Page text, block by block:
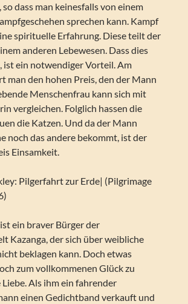
dass man keinesfalls von einem
sprechen kann. Kampf
spirituelle Erfahrung. Diese teilt der
anderen Lebewesen. Dass dies
ist ein notwendiger Vorteil. Am
man den hohen Preis, den der Mann
Menschenfrau kann sich mit
vergleichen. Folglich hassen die
die Katzen. Und da der Mann
noch das andere bekommt, ist der
Einsamkeit.
Pilgerfahrt zur Erde| (Pilgrimage
ein braver Bürger der
Kazanga, der sich über weibliche
beklagen kann. Doch etwas
zum vollkommenen Glück zu
Als ihm ein fahrender
einen Gedichtband verkauft und